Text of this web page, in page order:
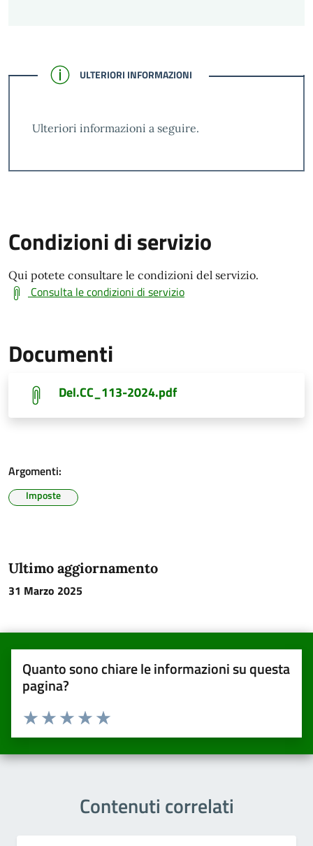
CONFERMATO
ULTERIORI INFORMAZIONI
Ulteriori informazioni a seguire.
Condizioni di servizio
Qui potete consultare le condizioni del servizio.
Consulta le condizioni di servizio
Documenti
Del.CC_113-2024.pdf
Argomenti:
Imposte
Ultimo aggiornamento
31 Marzo 2025
Quanto sono chiare le informazioni su questa
pagina?
Valuta da 1 a 5 stelle la pagina
Valuta 5 stelle su 5
Valuta 4 stelle su 5
Valuta 3 stelle su 5
Valuta 2 stelle su 5
Valuta una stella su 5
Contenuti correlati